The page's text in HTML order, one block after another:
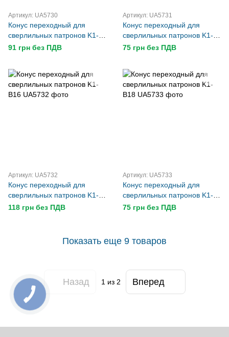
Артикул: UA5730
Конус переходный для
сверлильных патронов K1-
B10
91 грн без ПДВ
Артикул: UA5731
Конус переходный для
сверлильных патронов K1-
B12
75 грн без ПДВ
Артикул: UA5732
Конус переходный для
сверлильных патронов K1-
B16
118 грн без ПДВ
Артикул: UA5733
Конус переходный для
сверлильных патронов K1-
B18
75 грн без ПДВ
Показать еще 9 товаров
Назад 1 из 2 Вперед